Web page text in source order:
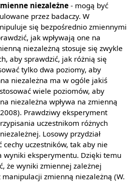
niezależne - mogą być
przez badaczy. W
się bezpośrednio zmiennymi
jak wpływają one na
niezależną stosuje się zwykle
aby sprawdzić, jak różnią się
tylko dwa poziomy, aby
niezależna ma w ogóle jakiś
wiele poziomów, aby
niezależna wpływa na zmienną
Prawdziwy eksperyment
uczestnikom różnych
Losowy przydział
uczestników, tak aby nie
wyniki eksperymentu. Dzięki temu
że wyniki zmiennej zależnej
manipulacji zmienną niezależną (W.